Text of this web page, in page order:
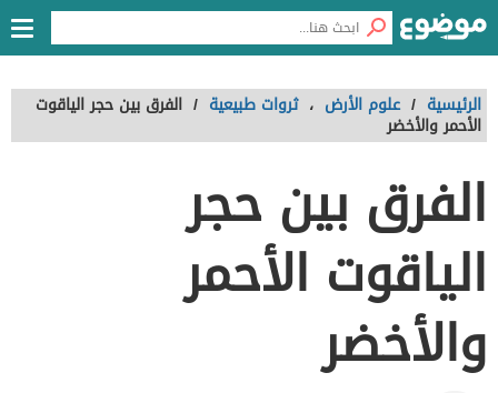
الرئيسية / علوم الأرض ، ثروات طبيعية / الفرق بين حجر الياقوت
الأحمر والأخضر
الفرق بين حجر
الياقوت الأحمر
والأخضر